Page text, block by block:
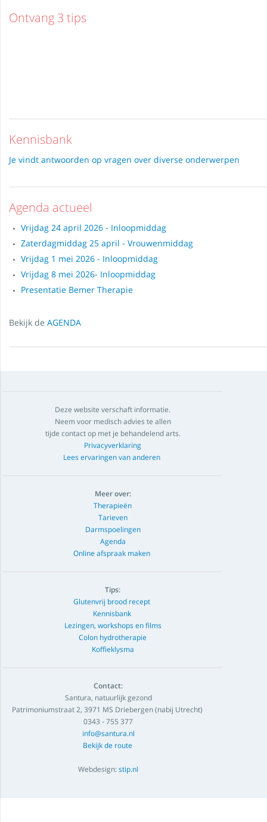
Ontvang 3 tips
Kennisbank
Je vindt antwoorden op vragen over diverse onderwerpen
Agenda actueel
Vrijdag 24 april 2026 - Inloopmiddag
Zaterdagmiddag 25 april - Vrouwenmiddag
Vrijdag 1 mei 2026 - Inloopmiddag
Vrijdag 8 mei 2026- Inloopmiddag
Presentatie Bemer Therapie
Bekijk de AGENDA
Deze website verschaft informatie.
Neem voor medisch advies te allen
tijde contact op met je behandelend arts.
Privacyverklaring
Lees ervaringen van anderen
Meer over:
Therapieën
Tarieven
Darmspoelingen
Agenda
Online afspraak maken
Tips:
Glutenvrij brood recept
Kennisbank
Lezingen, workshops en films
Colon hydrotherapie
Koffieklysma
Contact:
Santura, natuurlijk gezond
Patrimoniumstraat 2, 3971 MS Driebergen (nabij Utrecht)
0343 - 755 377
info@santura.nl
Bekijk de route
Webdesign:stip.nl